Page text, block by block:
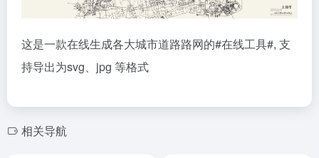
这是一款在线生成各大城市道路路网的#在线工具#, 支
持导出为svg、jpg 等格式
相关导航